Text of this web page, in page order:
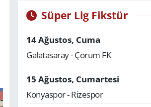
Süper Lig Fikstür
14 Ağustos, Cuma
Galatasaray - Çorum FK
15 Ağustos, Cumartesi
Konyaspor - Rizespor